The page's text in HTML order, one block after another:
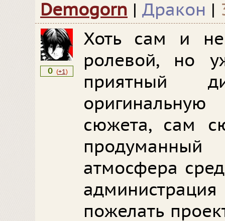
Demogorn | Дракон |
0 (+1)
Хоть сам и
ролевой, но
приятный
сюжета, сам
атмосфера
пожелать